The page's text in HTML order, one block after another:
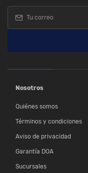
Nosotros
Quiénes somos
Términos y condiciones
Aviso de privacidad
Garantía DOA
Sucursales